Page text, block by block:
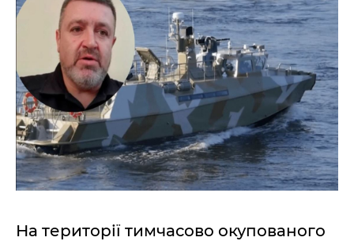
На території тимчасово окупованого